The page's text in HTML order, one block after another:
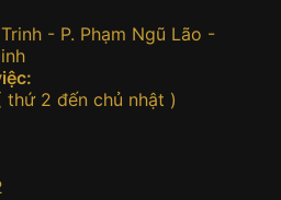
- P. Phạm Ngũ Lão -
2 đến chủ nhật )